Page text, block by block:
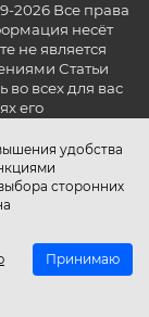
удобства
сторонних
Принимаю
2026 Все права
несёт
не является
Статьи
во всех для вас
его